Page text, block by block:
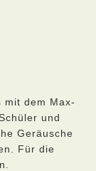
mit dem Max-
und
Geräusche
Für die